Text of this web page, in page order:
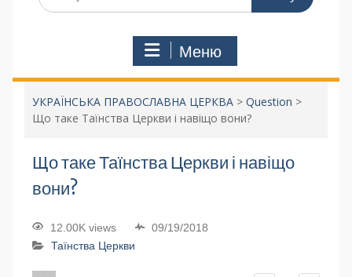
Меню
УКРАЇНСЬКА ПРАВОСЛАВНА ЦЕРКВА> Question >
Що таке Таїнства Церкви і навіщо вони?
Що таке Таїнства Церкви і навіщо
вони?
12.00K views
09/19/2018
Таїнства Церкви